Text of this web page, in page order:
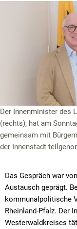
Der Innenminister des
(rechts), hat am
gemeinsam mit
der Innenstadt
Das Gespräch war
Austausch geprägt.
kommunalpolitische
Rheinland-Pfalz. Der
Westerwaldkreises